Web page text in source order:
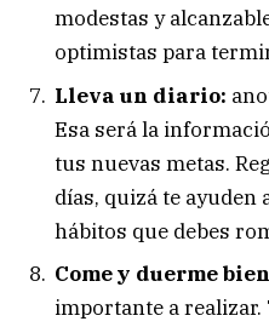
modestas y
optimistas para
Lleva un diario:
Esa será la
tus nuevas metas.
días, quizá te
hábitos que debes
Come y duerme
importante a